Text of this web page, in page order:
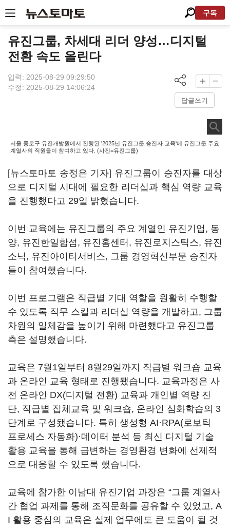
구독
유진그룹, 차세대 리더 양성…디지털
전환 속도 올린다
입력: 2025-08-29 09:29:50
수정: 2025-08-29 14:06:24
답글쓰기
서울 종로구 유진개발원에서 진행된 '2025년 유진그룹 승진자 교육'에 유진그룹 주요
계열사의 직원들이 참여하고 있다. (사진=유진그룹)
[뉴스토마토 송정은 기자] 유진그룹이 승진자를 대상
으로 디지털 시대에 필요한 리더십과 핵심 역량 교육
을 진행했다고 29일 밝혔습니다.
이번 교육에는 유진그룹의 주요 계열인 유진기업, 동
양, 유진한일합섬, 유진홈센터, 유진로지스틱스, 유진
소닉, 유진아이티서비스, 그룹 경영혁신부문 승진자
들이 참여했습니다.
이번 프로그램은 직급별 기대 역할을 원활히 수행할
수 있도록 직무 스킬과 리더십 역량을 개발하고, 그룹
차원의 일체감을 높이기 위해 마련했다고 유진그룹
측은 설명했습니다.
교육은 7월1일부터 8월29일까지 직급별 워크숍 교육
과 온라인 교육 형태로 진행됐습니다. 교육과정은 사
전 온라인 DX(디지털 전환) 교육과 개인별 역량 진
단, 직급별 집체교육 및 워크숍, 온라인 심화학습의 3
단계로 구성됐습니다. 특히 생성형 AI·RPA(로보틱
프로세스 자동화)·데이터 분석 등 최신 디지털 기술
활용 교육을 통해 급변하는 경영환경 변화에 선제적
으로 대응할 수 있도록 했습니다.
교육에 참가한 이남대 유진기업 과장은 “그룹 계열사
간 협업 과제를 통해 조직문화를 공유할 수 있었고, A
I 활용 중심의 교육은 실제 업무에도 큰 도움이 될 것